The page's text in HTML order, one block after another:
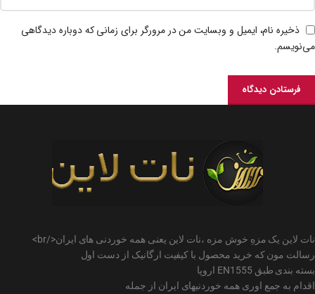
ذخیره نام، ایمیل و وبسایت من در مرورگر برای زمانی که دوباره دیدگاهی
می‌نویسم.
نات لاین یک مزهِ خوش مزه ،نات لاین یعنی همه خوردنی های ایران</br>
رسالت مون که خرید محصول با کیفیت ارگانیک از دست اول
بسته بندی طبق EN1555 اروپا
اقدام به جمع اوری همه خوردنیهای ایران از جمله